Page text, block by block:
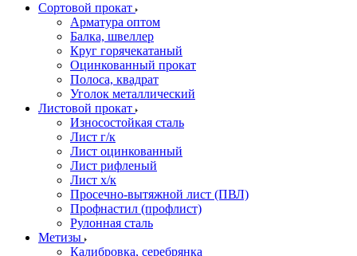
Сортовой прокат
Арматура оптом
Балка, швеллер
Круг горячекатаный
Оцинкованный прокат
Полоса, квадрат
Уголок металлический
Листовой прокат
Износостойкая сталь
Лист г/к
Лист оцинкованный
Лист рифленый
Лист х/к
Просечно-вытяжной лист (ПВЛ)
Профнастил (профлист)
Рулонная сталь
Метизы
Калибровка, серебрянка